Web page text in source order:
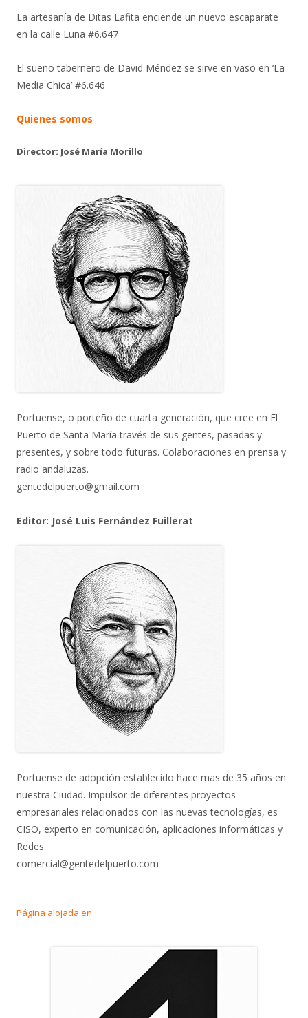
La artesanía de Ditas Lafita enciende un nuevo escaparate
en la calle Luna #6.647
El sueño tabernero de David Méndez se sirve en vaso en ‘La
Media Chica’ #6.646
Quienes somos
Director: José María Morillo
Portuense, o porteño de cuarta generación, que cree en El
Puerto de Santa María través de sus gentes, pasadas y
presentes, y sobre todo futuras. Colaboraciones en prensa y
radio andaluzas.
gentedelpuerto@gmail.com
----
Editor: José Luis Fernández Fuillerat
Portuense de adopción establecido hace mas de 35 años en
nuestra Ciudad. Impulsor de diferentes proyectos
empresariales relacionados con las nuevas tecnologías, es
CISO, experto en comunicación, aplicaciones informáticas y
Redes.
comercial@gentedelpuerto.com
Página alojada en: